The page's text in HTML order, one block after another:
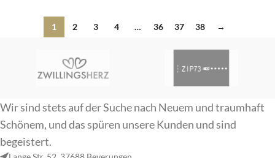
1 2 3 4 … 36 37 38 →
Wir sind stets auf der Suche nach Neuem und traumhaft
Schönem, und das spüren unsere Kunden und sind
begeistert.